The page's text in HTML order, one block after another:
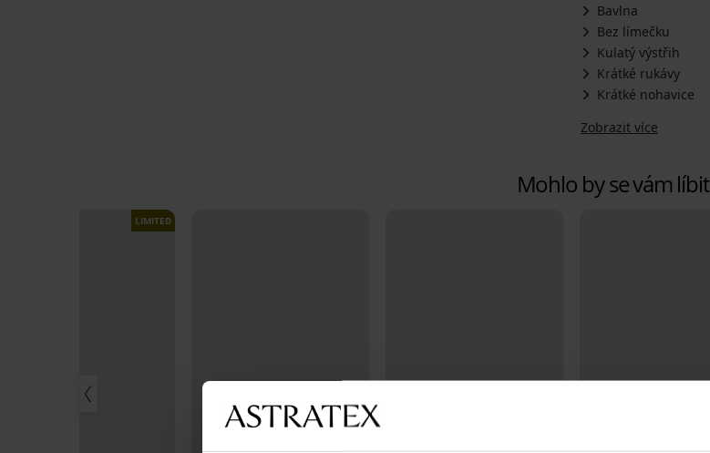
Bavlna
Bez límečku
Kulatý výstřih
Krátké rukávy
Krátké nohavice
Zobrazit více
Mohlo by se vám líbit
LIMITED